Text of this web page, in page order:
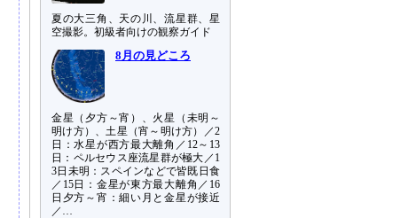
夏の大三角、天の川、流星群、星
空撮影。初級者向けの観察ガイド
8月の見どころ
金星（夕方～宵）、火星（未明～
明け方）、土星（宵～明け方）／2
日：水星が西方最大離角／12～13
日：ペルセウス座流星群が極大／1
3日未明：スペインなどで皆既日食
／15日：金星が東方最大離角／16
日夕方～宵：細い月と金星が接近
／…